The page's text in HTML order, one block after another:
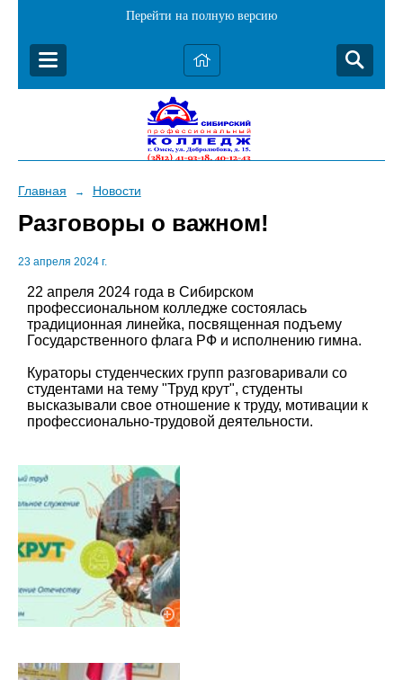
Перейти на полную версию
Главная → Новости
Разговоры о важном!
23 апреля 2024 г.
22 апреля 2024 года в Сибирском
профессиональном колледже состоялась
традиционная линейка, посвященная подъему
Государственного флага РФ и исполнению гимна.
Кураторы студенческих групп разговаривали со
студентами на тему "Труд крут", студенты
высказывали свое отношение к труду, мотивации к
профессионально-трудовой деятельности.